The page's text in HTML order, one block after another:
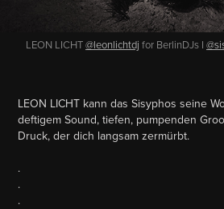
LEON LICHT@leonlichtdj for BerlinDJs I
LEON LICHT kann das Sisyphos seine
deftigem Sound, tiefen, pumpenden
Druck, der dich langsam zermürbt.
.
.
.